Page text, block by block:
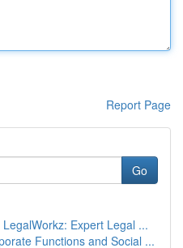
Report Page
Go
Expert Legal ...
Functions and Social ...